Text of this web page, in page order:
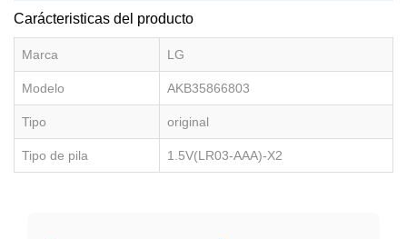
Carácteristicas del producto
Marca LG
Modelo AKB35866803
Tipo original
Tipo de pila 1.5V(LR03-AAA)-X2